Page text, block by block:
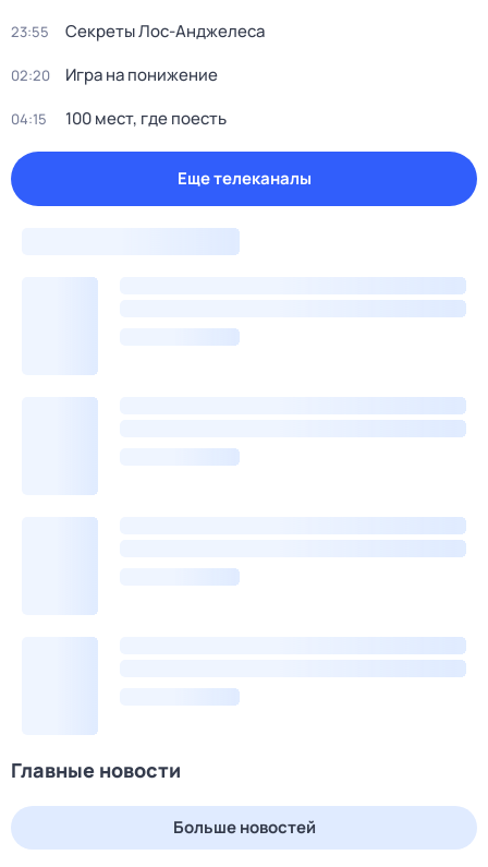
23:55 Секреты Лос-Анджелеса
02:20 Игра на понижение
04:15 100 мест, где поесть
Еще телеканалы
Главные новости
Больше новостей